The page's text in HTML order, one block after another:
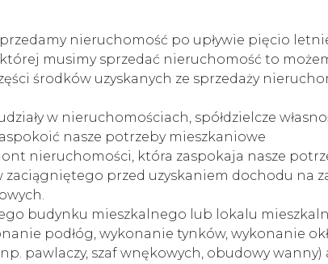
nieruchomość po upływie pięcio
musimy sprzedać nieruchomość to
środków uzyskanych ze sprzedaży
w nieruchomościach, spółdzielcze
nasze potrzeby mieszkaniowe
nieruchomości, która zaspokaja nasze
przed uzyskaniem dochodu na
budynku mieszkalnego lub lokalu
podłóg, wykonanie tynków, wykonanie
pawlaczy, szaf wnękowych, obudowy